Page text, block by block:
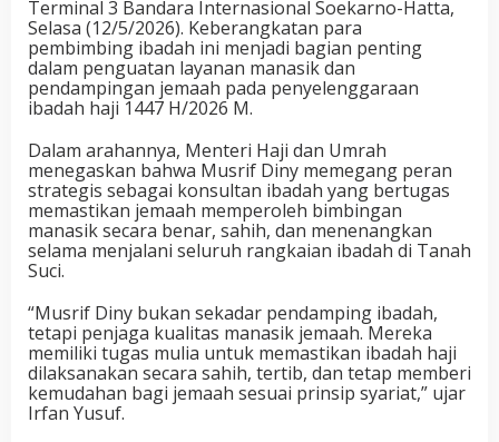
Terminal 3 Bandara Internasional Soekarno-Hatta,
Selasa (12/5/2026). Keberangkatan para
pembimbing ibadah ini menjadi bagian penting
dalam penguatan layanan manasik dan
pendampingan jemaah pada penyelenggaraan
ibadah haji 1447 H/2026 M.
Dalam arahannya, Menteri Haji dan Umrah
menegaskan bahwa Musrif Diny memegang peran
strategis sebagai konsultan ibadah yang bertugas
memastikan jemaah memperoleh bimbingan
manasik secara benar, sahih, dan menenangkan
selama menjalani seluruh rangkaian ibadah di Tanah
Suci.
“Musrif Diny bukan sekadar pendamping ibadah,
tetapi penjaga kualitas manasik jemaah. Mereka
memiliki tugas mulia untuk memastikan ibadah haji
dilaksanakan secara sahih, tertib, dan tetap memberi
kemudahan bagi jemaah sesuai prinsip syariat,” ujar
Irfan Yusuf.